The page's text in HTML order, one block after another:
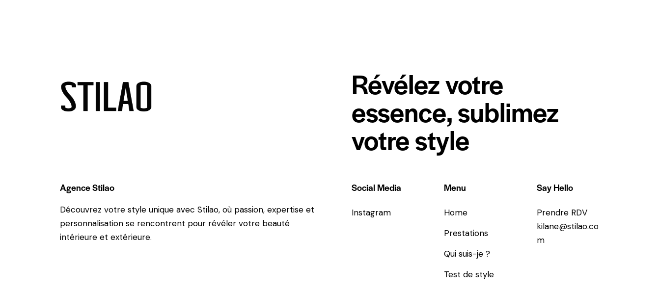
Révélez votre
essence, sublimez
votre style
Agence Stilao
Découvrez votre style unique avec Stilao, où passion, expertise et
personnalisation se rencontrent pour révéler votre beauté
intérieure et extérieure.
Social Media
Instagram
Menu
Home
Prestations
Qui suis-je ?
Test de style
Say Hello
Prendre RDV
kilane@stilao.co
m